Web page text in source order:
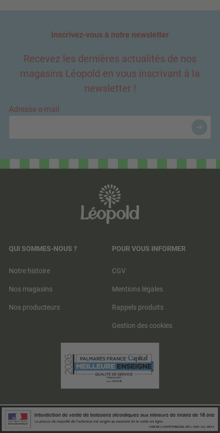
Inscrivez-vous à notre newsletter
Recevez les dernières actualités de nos
magasins Léopold en vous inscrivant à la
newsletter !
Adresse e-mail
QUI SOMMES-NOUS ?
Notre histoire
Nos magasins
Nos producteurs
POUR VOUS INFORMER
CGV
Mentions légales
Rappels produits
Gestion des cookies